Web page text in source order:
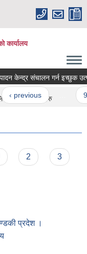
कार्यालय
‹ previous 9
बोर्डका निर्णयहरु
2
3
प्रदेश ।